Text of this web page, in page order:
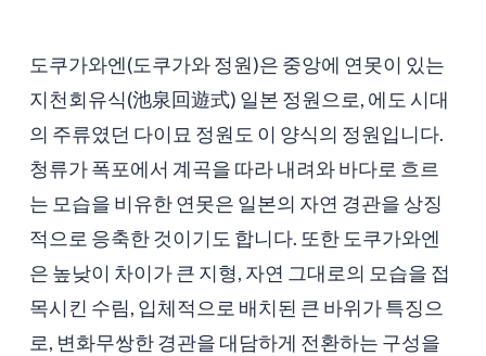
도쿠가와엔(도쿠가와 정원)은 중앙에 연못이 있는
지천회유식(池泉回遊式) 일본 정원으로, 에도 시대
의 주류였던 다이묘 정원도 이 양식의 정원입니다.
청류가 폭포에서 계곡을 따라 내려와 바다로 흐르
는 모습을 비유한 연못은 일본의 자연 경관을 상징
적으로 응축한 것이기도 합니다. 또한 도쿠가와엔
은 높낮이 차이가 큰 지형, 자연 그대로의 모습을 접
목시킨 수림, 입체적으로 배치된 큰 바위가 특징으
로, 변화무쌍한 경관을 대담하게 전환하는 구성을